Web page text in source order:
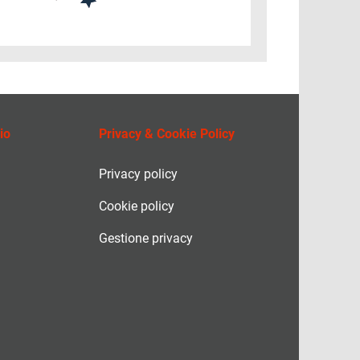
Privacy & Cookie Policy
Privacy policy
Cookie policy
Gestione privacy